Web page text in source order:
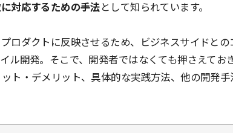
対応するための手法 として知られています。
ロダクトに反映させるため、ビジネスサイドとの
ル開発。そこで、開発者ではなくても押さえてお
ト・デメリット、具体的な実践方法、他の開発